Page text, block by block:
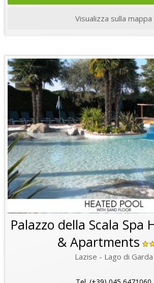
Visualizza sulla mappa
Palazzo della Scala Spa
& Apartments
Lazise - Lago di Garda